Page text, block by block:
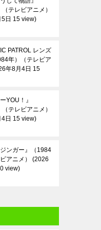
（テレビアニメ）
日 15 view
PATROL レンズ
年）（テレビア
年8月4日 15
YOU！』
（テレビアニメ）
日 15 view
ジンガー』（1984
アニメ）
2026
view